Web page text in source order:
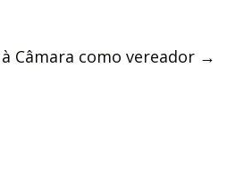
Câmara como vereador →